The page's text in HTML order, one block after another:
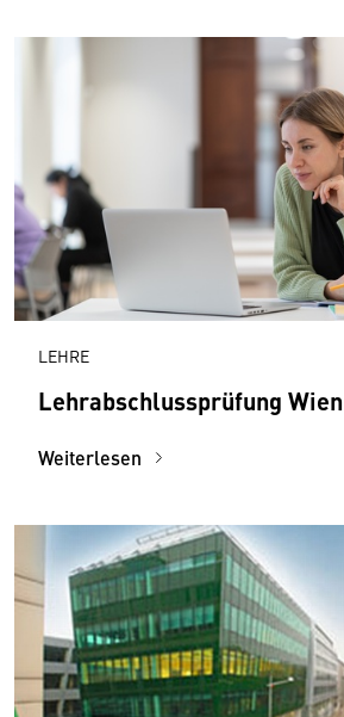
LEHRE
Lehrabschlussprüfung Wien
Weiterlesen